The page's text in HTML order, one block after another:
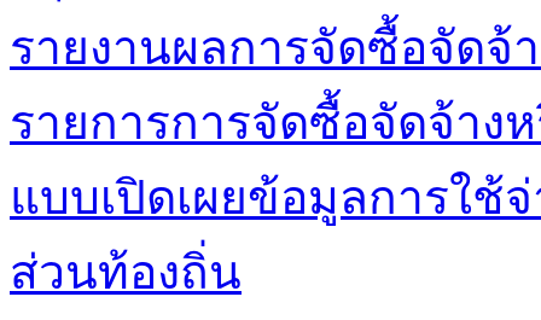
รายงานผลการจัดซื้อจัดจ้
รายการการจัดซื้อจัดจ้าง
แบบเปิดเผยข้อมูลการใช้
ส่วนท้องถิ่น